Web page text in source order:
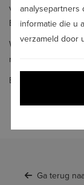
verstrengingspad
Energiebesluit.
We herinneren dat
niet-residentiële
Bron: CIB
Ga terug
analysepartners
informatie die u
verzameld door